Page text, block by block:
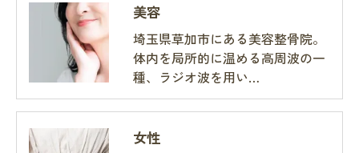
美容
埼玉県草加市にある美容整骨院。
体内を局所的に温める高周波の一
種、ラジオ波を用い…
女性